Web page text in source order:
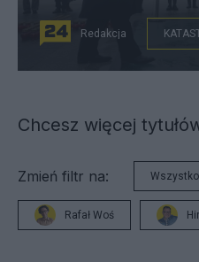
Redakcja
Chcesz więcej
Zmień filtr na: Wszystko
Rafał Woś